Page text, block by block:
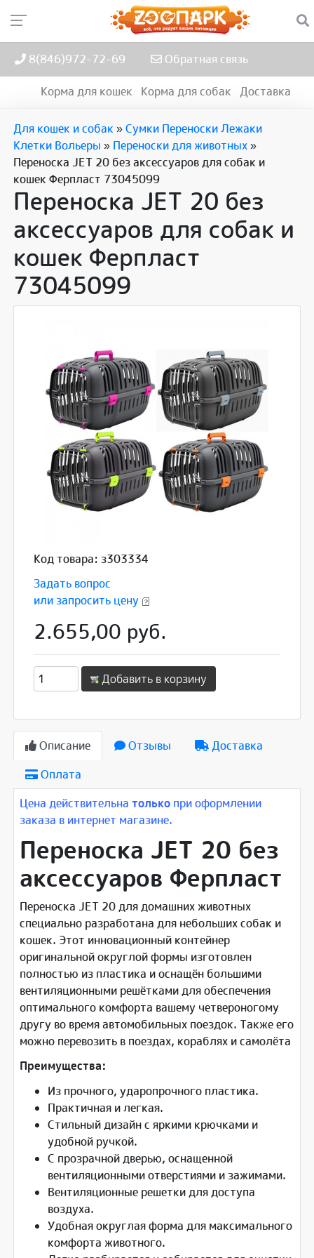
8(846)972-72-69 Обратная связь
Корма для кошек Корма для собак Доставка
Для кошек и собак »Сумки Переноски Лежаки
Клетки Вольеры » Переноски для животных»
Переноска JET 20 без аксессуаров для собак и
кошек Ферпласт 73045099
Переноска JET 20 без
аксессуаров для собак и
кошек Ферпласт
73045099
Код товара: з303334
Задать вопрос
или запросить цену
2.655,00 руб.
Добавить в корзину
Описание Отзывы
Доставка
Оплата
Цена действительнатолько при оформлении
заказа в интернет магазине.
Переноска JET 20 без
аксессуаров Ферпласт
Переноска JET 20 для домашних животных
специально разработана для небольших собак и
кошек. Этот инновационный контейнер
оригинальной округлой формы изготовлен
полностью из пластика и оснащён большими
вентиляционными решётками для обеспечения
оптимального комфорта вашему четвероногому
другу во время автомобильных поездок. Также его
можно перевозить в поездах, кораблях и самолёта
Преимущества:
Из прочного, ударопрочного пластика.
Практичная и легкая.
Стильный дизайн с яркими крючками и
удобной ручкой.
С прозрачной дверью, оснащенной
вентиляционными отверстиями и зажимами.
Вентиляционные решетки для доступа
воздуха.
Удобная округлая форма для максимального
комфорта животного.